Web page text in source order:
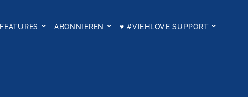
FEATURES ABONNIEREN ♥ #VIEHLOVE SUPPORT